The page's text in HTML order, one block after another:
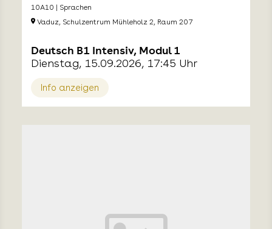
10A10 | Sprachen
Vaduz, Schulzentrum Mühleholz 2, Raum 207
Deutsch B1 Intensiv, Modul 1
Dienstag, 15.09.2026, 17:45 Uhr
Info anzeigen